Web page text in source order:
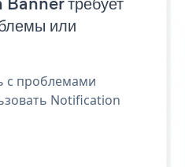
или
с проблемами
Notification